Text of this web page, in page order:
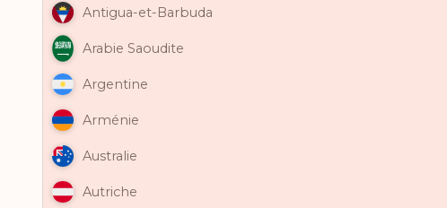
Antigua-et-Barbuda
Arabie Saoudite
Argentine
Arménie
Australie
Autriche